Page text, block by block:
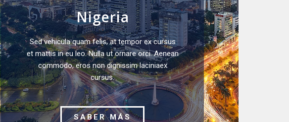
Nigeria
Sed vehicula quam felis, at tempor ex cursus
et mattis in eu leo. Nulla ut ornare orci. Aenean
commodo, eros non dignissim laciniaex
cursus.
SABER MÁS